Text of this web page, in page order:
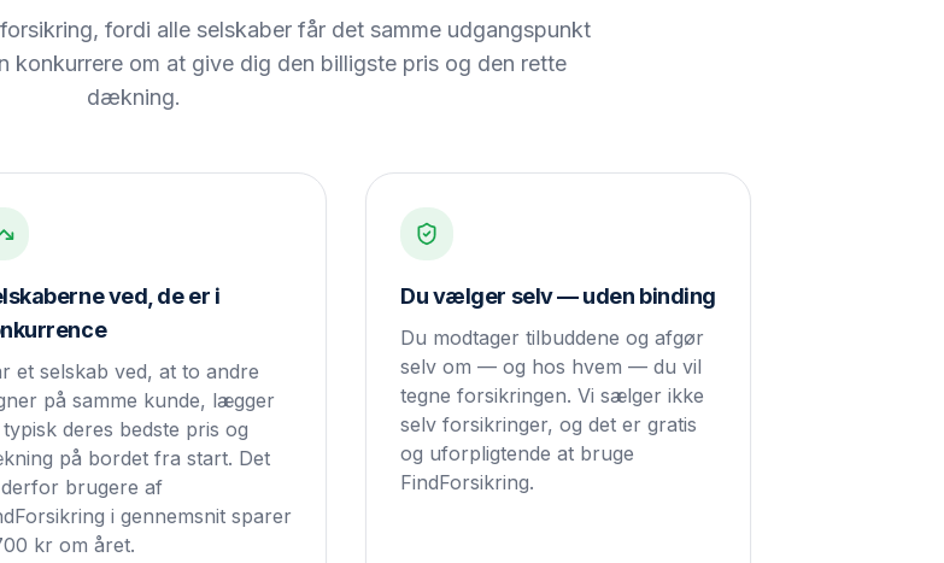
fordi alle selskaber får det samme udgangspunkt
om at give dig den billigste pris og den rette
dækning.
ved, de er i
et selskab ved, at to andre
på samme kunde, lægger
deres bedste pris og
på bordet fra start. Det
brugere af
i gennemsnit sparer
kr om året.
Du vælger selv — uden binding
Du modtager tilbuddene og afgør
selv om — og hos hvem — du vil
tegne forsikringen. Vi sælger ikke
selv forsikringer, og det er gratis
og uforpligtende at bruge
FindForsikring.